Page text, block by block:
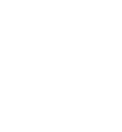
konkursowych z Działania 2.14"
kształcenia na odległość"